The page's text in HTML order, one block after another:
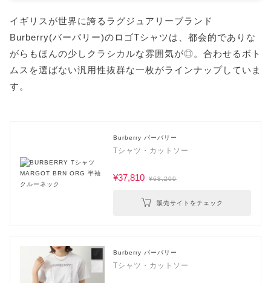
イギリスが世界に誇るラグジュアリーブランド
Burberry(バーバリー)のロゴTシャツは、都会的でありな
がらもほんの少しクラシカルな雰囲気が◎。合わせるボト
ムスを選ばない汎用性抜群な一枚がラインナップしていま
す。
Burberry バーバリー
Tシャツ・カットソー
¥37,810 ¥68,200
販売サイトをチェック
Burberry バーバリー
Tシャツ・カットソー